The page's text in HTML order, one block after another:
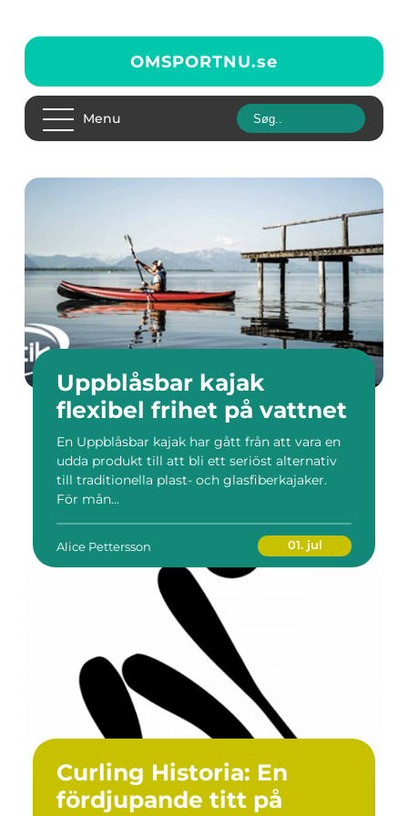
OMSPORTNU.se
Menu
Uppblåsbar kajak
flexibel frihet på vattnet
En Uppblåsbar kajak har gått från att vara en
udda produkt till att bli ett seriöst alternativ
till traditionella plast- och glasfiberkajaker.
För mån...
Alice Pettersson 01. jul
Curling Historia: En
fördjupande titt på